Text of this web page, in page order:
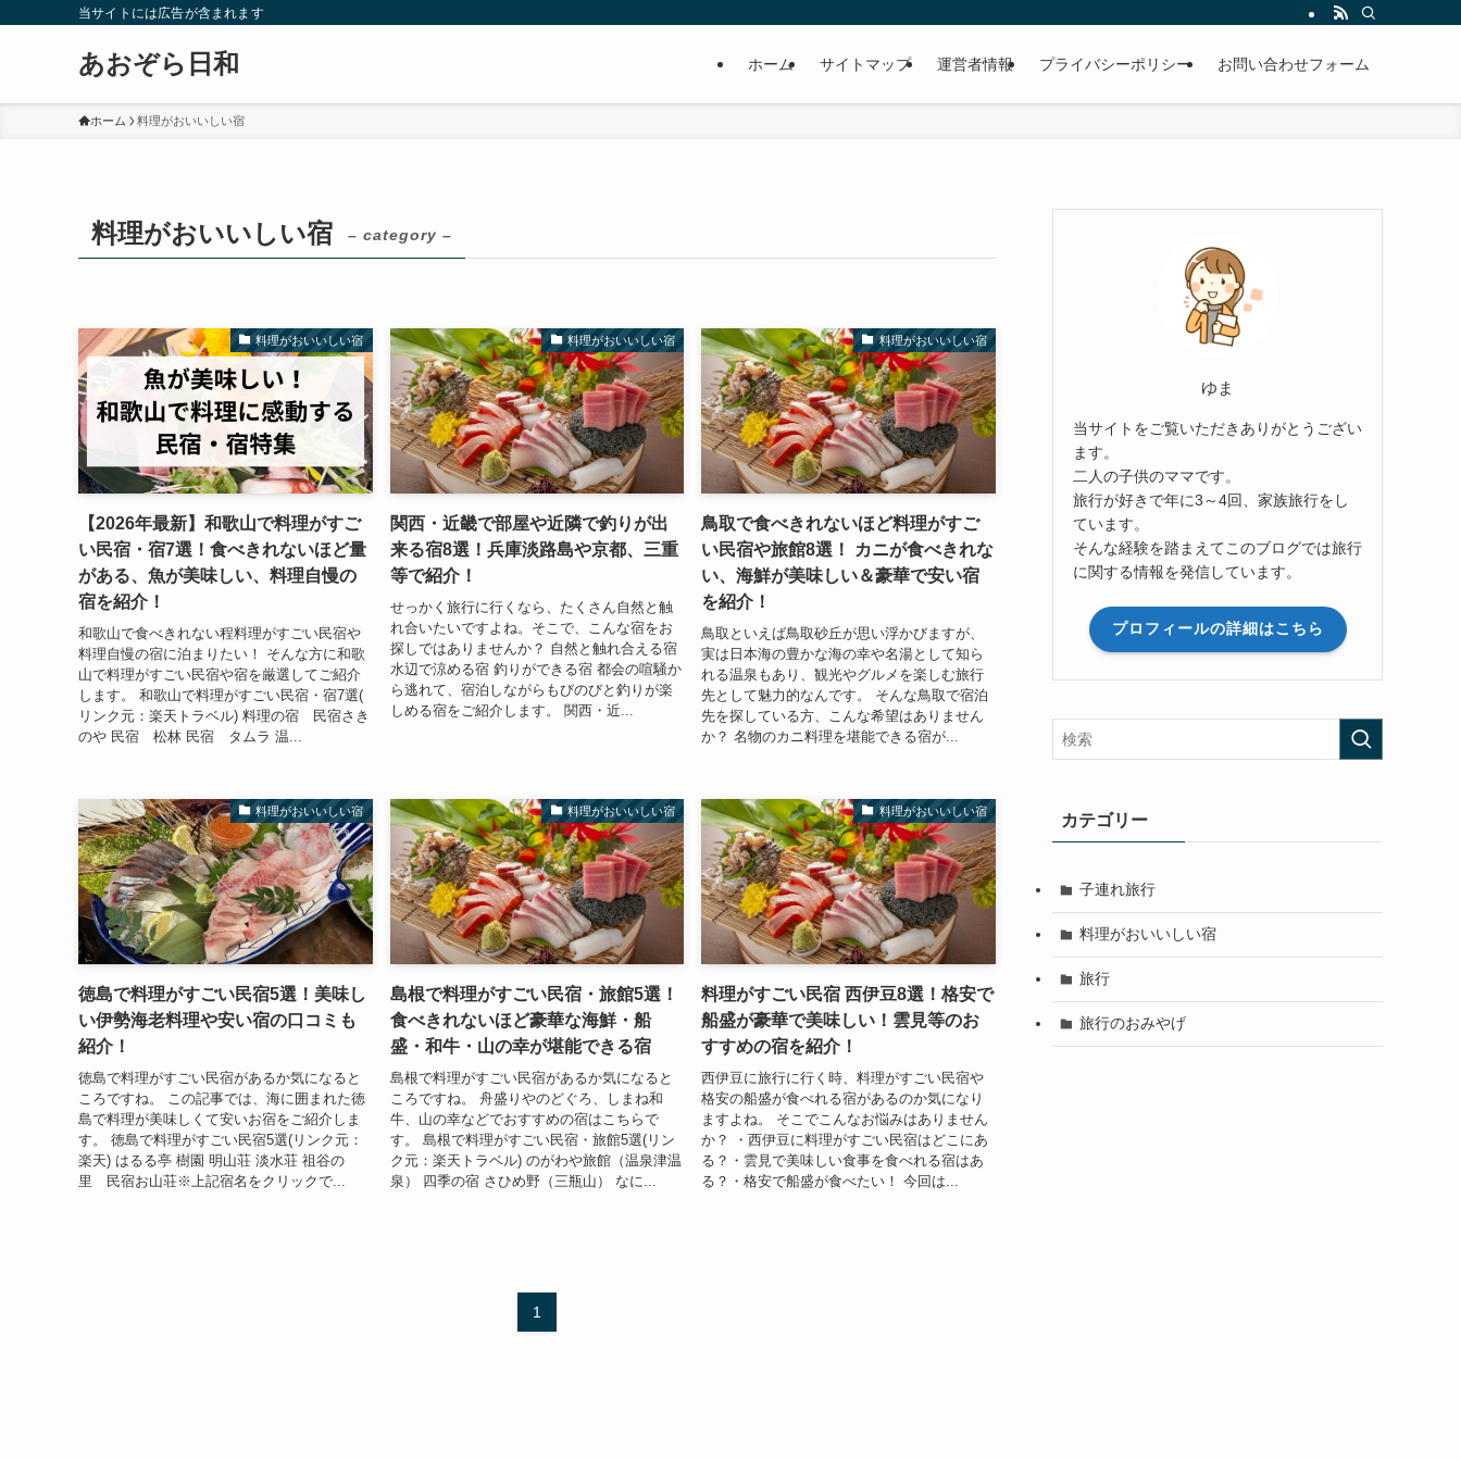
当サイトには広告が含まれます
あおぞら日和 ホーム サイトマップ 運営者情報 プライバシーポリシー お問い合わせフォーム
ホーム 料理がおいいしい宿
料理がおいいしい宿 – category –
料理がおいいしい宿
【2026年最新】和歌山で料理がすご
い民宿・宿7選！食べきれないほど量
がある、魚が美味しい、料理自慢の
宿を紹介！
和歌山で食べきれない程料理がすごい民宿や
料理自慢の宿に泊まりたい！ そんな方に和歌
山で料理がすごい民宿や宿を厳選してご紹介
します。 和歌山で料理がすごい民宿・宿7選(
リンク元：楽天トラベル) 料理の宿 民宿さき
のや 民宿 松林 民宿 タムラ 温...
料理がおいいしい宿
関西・近畿で部屋や近隣で釣りが出
来る宿8選！兵庫淡路島や京都、三重
等で紹介！
せっかく旅行に行くなら、たくさん自然と触
れ合いたいですよね。そこで、こんな宿をお
探しではありませんか？ 自然と触れ合える宿
水辺で涼める宿 釣りができる宿 都会の喧騒か
ら逃れて、宿泊しながらもびのびと釣りが楽
しめる宿をご紹介します。 関西・近...
料理がおいいしい宿
鳥取で食べきれないほど料理がすご
い民宿や旅館8選！ カニが食べきれな
い、海鮮が美味しい＆豪華で安い宿
を紹介！
鳥取といえば鳥取砂丘が思い浮かびますが、
実は日本海の豊かな海の幸や名湯として知ら
れる温泉もあり、観光やグルメを楽しむ旅行
先として魅力的なんです。 そんな鳥取で宿泊
先を探している方、こんな希望はありません
か？ 名物のカニ料理を堪能できる宿が...
料理がおいいしい宿
徳島で料理がすごい民宿5選！美味し
い伊勢海老料理や安い宿の口コミも
紹介！
徳島で料理がすごい民宿があるか気になると
ころですね。 この記事では、海に囲まれた徳
島で料理が美味しくて安いお宿をご紹介しま
す。 徳島で料理がすごい民宿5選(リンク元：
楽天) はるる亭 樹園 明山荘 淡水荘 祖谷の
里 民宿お山荘※上記宿名をクリックで...
料理がおいいしい宿
島根で料理がすごい民宿・旅館5選！
食べきれないほど豪華な海鮮・船
盛・和牛・山の幸が堪能できる宿
島根で料理がすごい民宿があるか気になると
ころですね。 舟盛りやのどぐろ、しまね和
牛、山の幸などでおすすめの宿はこちらで
す。 島根で料理がすごい民宿・旅館5選(リン
ク元：楽天トラベル) のがわや旅館（温泉津温
泉） 四季の宿 さひめ野（三瓶山） なに...
料理がおいいしい宿
料理がすごい民宿 西伊豆8選！格安で
船盛が豪華で美味しい！雲見等のお
すすめの宿を紹介！
西伊豆に旅行に行く時、料理がすごい民宿や
格安の船盛が食べれる宿があるのか気になり
ますよね。 そこでこんなお悩みはありません
か？ ・西伊豆に料理がすごい民宿はどこにあ
る？・雲見で美味しい食事を食べれる宿はあ
る？・格安で船盛が食べたい！ 今回は...
1
ゆま
当サイトをご覧いただきありがとうござい
ます。
二人の子供のママです。
旅行が好きで年に3～4回、家族旅行をし
ています。
そんな経験を踏まえてこのブログでは旅行
に関する情報を発信しています。
プロフィールの詳細はこちら
カテゴリー
子連れ旅行
料理がおいいしい宿
旅行
旅行のおみやげ